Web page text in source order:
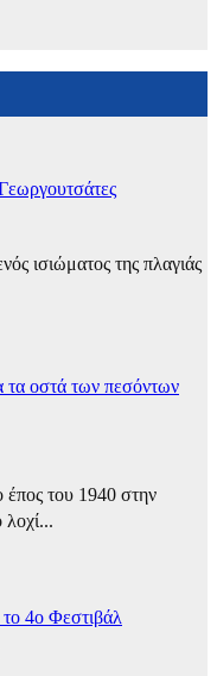
ισιώματος της πλαγιάς
τα οστά των πεσόντων
του 1940 στην
λοχί...
το 4ο Φεστιβάλ